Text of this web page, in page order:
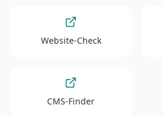
Website-Check
CMS-Finder